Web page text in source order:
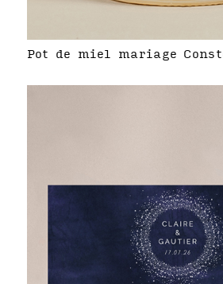
Pot de miel mariage